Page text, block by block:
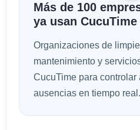
Más de 100
ya usan CucuTime
Organizaciones de
mantenimiento y
CucuTime para controlar
ausencias en tiempo real.